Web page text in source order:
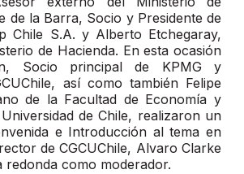
de la Barra, Socio y Presidente de
Chile S.A. y Alberto Etchegaray,
de Hacienda. En esta ocasión
Socio principal de KPMG y
así como también Felipe
de la Facultad de Economía y
de Chile, realizaron un
e Introducción al tema en
de CGCUChile, Alvaro Clarke
redonda como moderador.